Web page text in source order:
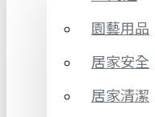
園藝用品
居家安全
居家清潔